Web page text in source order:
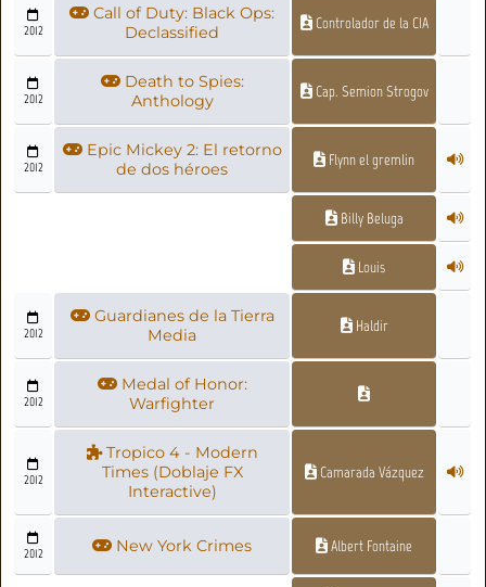
2012
Call of Duty: Black Ops:
Declassified
Controlador de la CIA
2012
Death to Spies:
Anthology
Cap. Semion Strogov
2012
Epic Mickey 2: El retorno
de dos héroes
Flynn el gremlin
Billy Beluga
Louis
2012
Guardianes de la Tierra
Media
Haldir
2012
Medal of Honor:
Warfighter
2012
Tropico 4 - Modern
Times (Doblaje FX
Interactive)
Camarada Vázquez
2012 New York Crimes Albert Fontaine